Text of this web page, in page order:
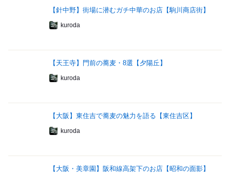
【針中野】街場に潜むガチ中華のお店【駒川商店街】
kuroda
【天王寺】門前の蕎麦・8選【夕陽丘】
kuroda
【大阪】東住吉で蕎麦の魅力を語る【東住吉区】
kuroda
【大阪・美章園】阪和線高架下のお店【昭和の面影】